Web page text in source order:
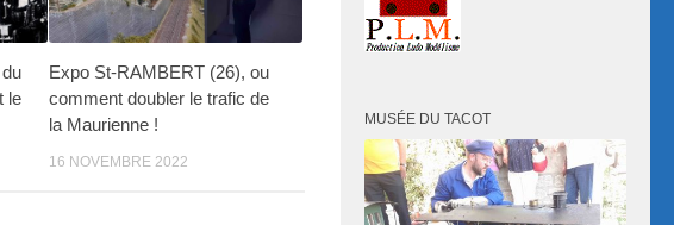
le
Expo St-RAMBERT (26), ou
comment doubler le trafic de
la Maurienne !
16 NOVEMBRE 2022
MUSÉE DU TACOT